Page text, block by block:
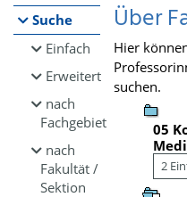
Suche
Einfach
Erweitert
nach
Fachgebiet
nach
Fakultät /
Sektion
Über
Hier
suchen.
05
2